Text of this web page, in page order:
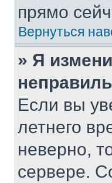
прямо
Вернуться
» Я
Если вы
летнего
неверно,
сервере.